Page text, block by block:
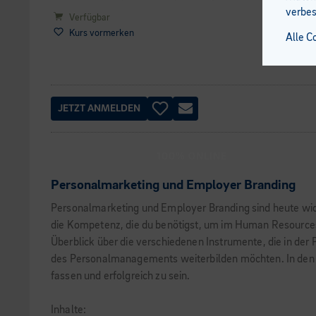
Verfügbar
Kurs vormerken
JETZT ANMELDEN
Personalmarketing und Employer Branding
Personalmarketing und Employer Branding sind heute
die Kompetenz, die du benötigst, um im Human
Überblick über die verschiedenen Instrumente, die in
des Personalmanagements weiterbilden möchten. In
fassen und erfolgreich zu sein.
Inhalte:
Alle